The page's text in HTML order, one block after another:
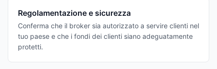
Regolamentazione e sicurezza
Conferma che il broker sia autorizzato a servire clienti nel
tuo paese e che i fondi dei clienti siano adeguatamente
protetti.